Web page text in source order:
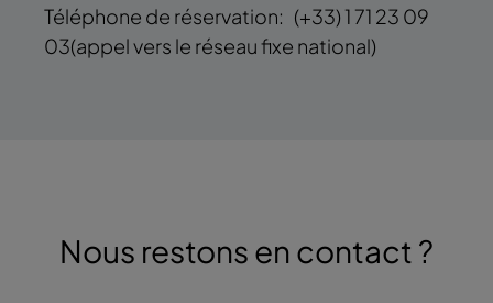
Téléphone de réservation: (+33) 1 71 23 09
03(appel vers le réseau fixe national)
Nous restons en contact ?